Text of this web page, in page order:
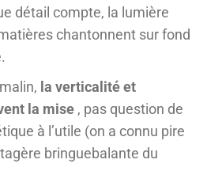
détail compte, la lumière
chantonnent sur fond
la verticalité et
la mise , pas question de
à l’utile (on a connu pire
bringuebalante du